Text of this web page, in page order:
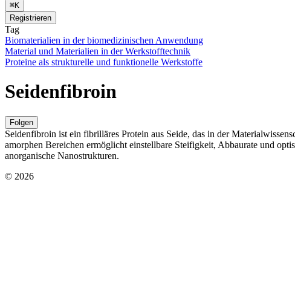
⌘K
Registrieren
Tag
Biomaterialien in der biomedizinischen Anwendung
Material und Materialien in der Werkstofftechnik
Proteine als strukturelle und funktionelle Werkstoffe
Seidenfibroin
Folgen
Seidenfibroin ist ein fibrilläres Protein aus Seide, das in der
amorphen Bereichen ermöglicht einstellbare Steifigkeit, Abbaurate und
anorganische Nanostrukturen.
© 2026